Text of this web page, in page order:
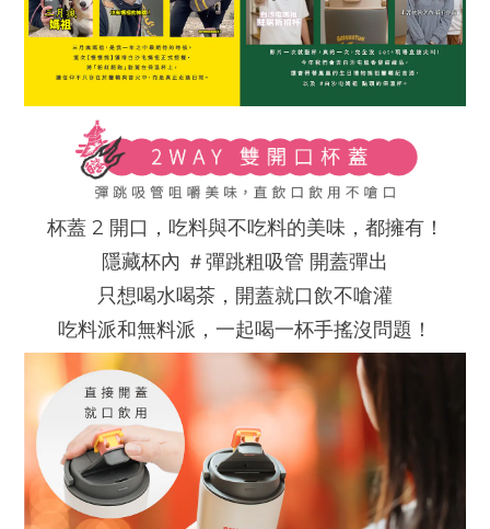
杯蓋 2 開口，吃料與不吃料的美味，都擁有！
隱藏杯內 ＃彈跳粗吸管 開蓋彈出
只想喝水喝茶，開蓋就口飲不嗆灌
吃料派和無料派，一起喝一杯手搖沒問題！